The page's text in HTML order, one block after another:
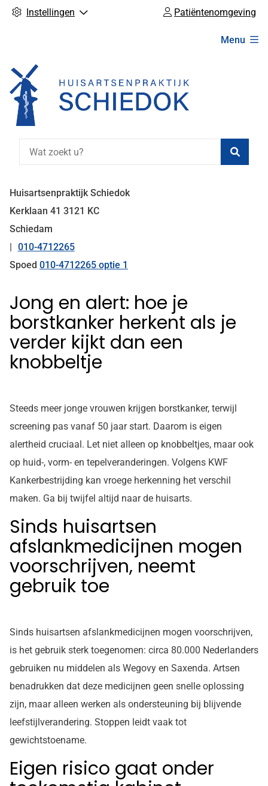
Instellingen Patiëntenomgeving
Menu
Huisartsenpraktijk Schiedok
Kerklaan 41 3121 KC
Schiedam
Tel:
010-4712265
Spoed 010-4712265 optie 1
Jong en alert: hoe je
borstkanker herkent als je
verder kijkt dan een
knobbeltje
Steeds meer jonge vrouwen krijgen borstkanker, terwijl
screening pas vanaf 50 jaar start. Daarom is eigen
alertheid cruciaal. Let niet alleen op knobbeltjes, maar ook
op huid-, vorm- en tepelveranderingen. Volgens KWF
Kankerbestrijding kan vroege herkenning het verschil
maken. Ga bij twijfel altijd naar de huisarts.
Sinds huisartsen
afslankmedicijnen mogen
voorschrijven, neemt
gebruik toe
Sinds huisartsen afslankmedicijnen mogen voorschrijven,
is het gebruik sterk toegenomen: circa 80.000 Nederlanders
gebruiken nu middelen als Wegovy en Saxenda. Artsen
benadrukken dat deze medicijnen geen snelle oplossing
zijn, maar alleen werken als ondersteuning bij blijvende
leefstijlverandering. Stoppen leidt vaak tot
gewichtstoename.
Eigen risico gaat onder